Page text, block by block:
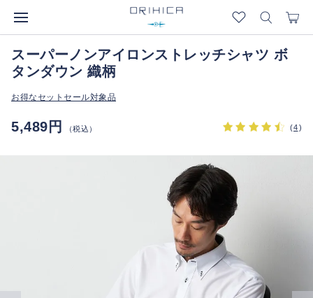
スーパーノンアイロンストレッチシャツ ボ
タンダウン 織柄
お得なセットセール対象品
5,489円 （税込） (4)